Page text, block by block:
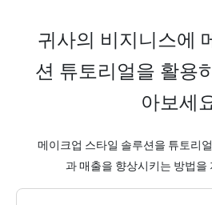
귀사의 비지니스에
션 튜토리얼을 활용
아보세
메이크업 스타일 솔루션을 튜토리
과 매출을 향상시키는 방법을